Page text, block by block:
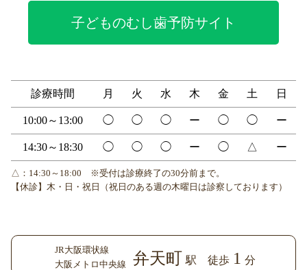
子どものむし歯予防サイト
診療時間 月 火 水 木 金 土 日
10:00～13:00 ◯ ◯ ◯ ー ◯ ◯ ー
14:30～18:30 ◯ ◯ ◯ ー ◯ △ ー
△：14:30～18:00 ※受付は診療終了の30分前まで。
【休診】木・日・祝日（祝日のある週の木曜日は診察しております）
JR大阪環状線
大阪メトロ中央線
弁天町 駅 徒歩 1 分